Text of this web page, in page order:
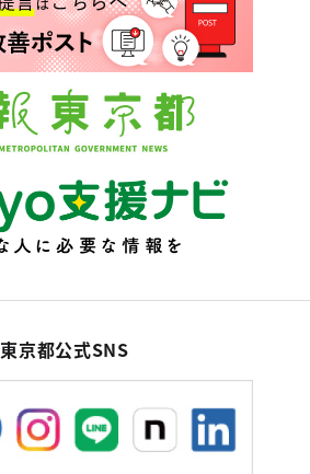
東京都公式SNS